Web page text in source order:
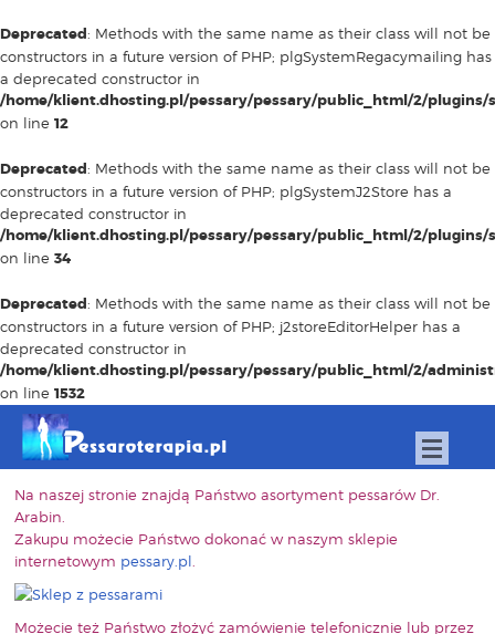
Deprecated: Methods with the same name as their class will not be
constructors in a future version of PHP; plgSystemRegacymailing has
a deprecated constructor in
/home/klient.dhosting.pl/pessary/pessary/public_html/2/
on line 12
Deprecated: Methods with the same name as their class will not be
constructors in a future version of PHP; plgSystemJ2Store has a
deprecated constructor in
/home/klient.dhosting.pl/pessary/pessary/public_html/2/plugins/
on line 34
Deprecated: Methods with the same name as their class will not be
constructors in a future version of PHP; j2storeEditorHelper has a
deprecated constructor in
/home/klient.dhosting.pl/pessary/pessary/public_html/2/
on line 1532
Na naszej stronie znajdą Państwo asortyment pessarów Dr.
Arabin.
Zakupu możecie Państwo dokonać w naszym sklepie
internetowym pessary.pl
Możecie też Państwo złożyć zamówienie telefonicznie lub przez